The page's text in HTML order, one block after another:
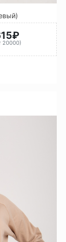
20000)